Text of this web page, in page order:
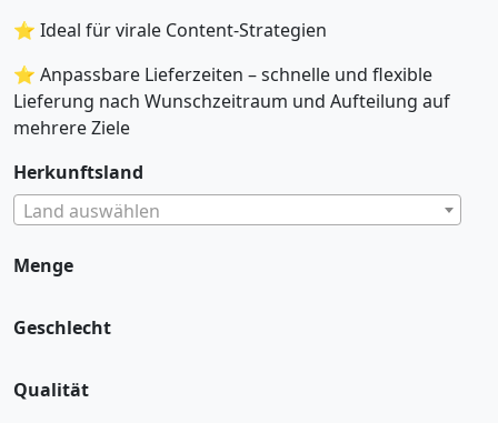
⭐ Ideal für virale Content-Strategien
⭐ Anpassbare Lieferzeiten – schnelle und flexible
Lieferung nach Wunschzeitraum und Aufteilung auf
mehrere Ziele
Herkunftsland
Land auswählen
Menge
Geschlecht
Qualität